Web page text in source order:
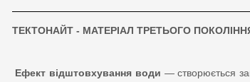
ТЕКТОНАЙТ - МАТЕРІАЛ ТРЕТЬОГО
Ефект відштовхування води —створюється